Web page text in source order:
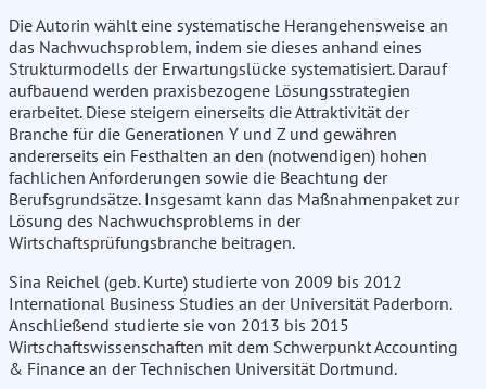
Die Autorin wählt eine systematische Herangehensweise an
das Nachwuchsproblem, indem sie dieses anhand eines
Strukturmodells der Erwartungslücke systematisiert. Darauf
aufbauend werden praxisbezogene Lösungsstrategien
erarbeitet. Diese steigern einerseits die Attraktivität der
Branche für die Generationen Y und Z und gewähren
andererseits ein Festhalten an den (notwendigen) hohen
fachlichen Anforderungen sowie die Beachtung der
Berufsgrundsätze. Insgesamt kann das Maßnahmenpaket zur
Lösung des Nachwuchsproblems in der
Wirtschaftsprüfungsbranche beitragen.
Sina Reichel (geb. Kurte) studierte von 2009 bis 2012
International Business Studies an der Universität Paderborn.
Anschließend studierte sie von 2013 bis 2015
Wirtschaftswissenschaften mit dem Schwerpunkt Accounting
& Finance an der Technischen Universität Dortmund.